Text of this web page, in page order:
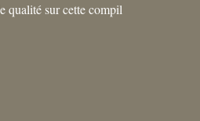
qualité sur cette compil